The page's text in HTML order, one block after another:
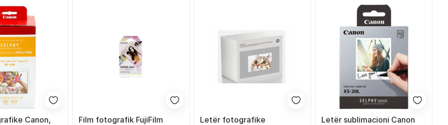
Canon,
Film fotografik FujiFilm
Letër fotografike
Letër sublimacioni Canon